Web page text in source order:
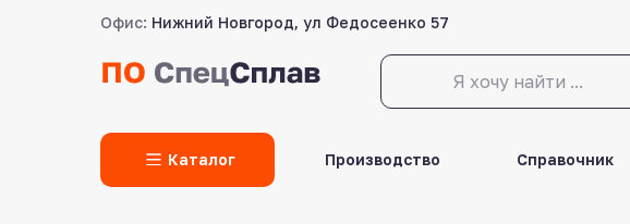
Офис: Нижний Новгород, ул Федосеенко 57
LET'S GO! Производство Справочник
Каталог